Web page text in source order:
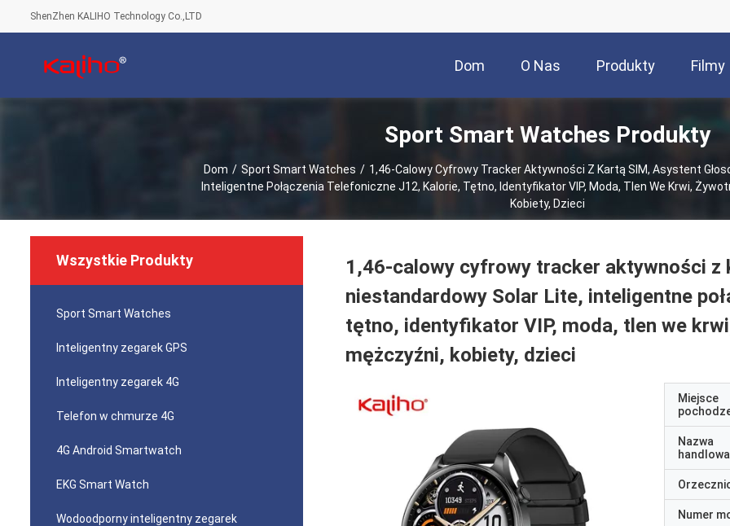
ShenZhen KALIHO Technology Co.,LTD
Dom O Nas Produkty Filmy
Sport Smart Watches Produkty
Dom / Sport Smart Watches / 1,46-Calowy Cyfrowy Tracker Aktywności Z Kartą SIM, Asystent
Inteligentne Połączenia Telefoniczne J12, Kalorie, Tętno, Identyfikator VIP, Moda, Tlen We Krwi,
Kobiety, Dzieci
Wszystkie Produkty
Sport Smart Watches
Inteligentny zegarek GPS
Inteligentny zegarek 4G
Telefon w chmurze 4G
4G Android Smartwatch
EKG Smart Watch
Wodoodporny inteligentny zegarek
1,46-calowy cyfrowy tracker aktywności z
niestandardowy Solar Lite, inteligentne
tętno, identyfikator VIP, moda, tlen we
mężczyźni, kobiety, dzieci
Miejsce
Nazwa
handlowa
Numer